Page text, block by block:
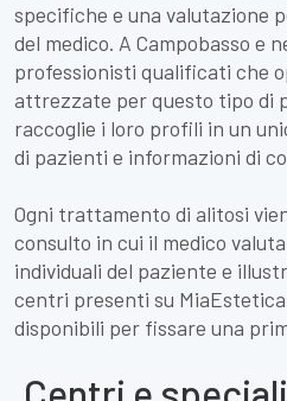
specifiche e una valutazione
del medico. A Campobasso e
professionisti qualificati che
attrezzate per questo tipo di
raccoglie i loro profili in un
di pazienti e informazioni di
Ogni trattamento di alitosi
consulto in cui il medico
individuali del paziente e
centri presenti su
disponibili per fissare una